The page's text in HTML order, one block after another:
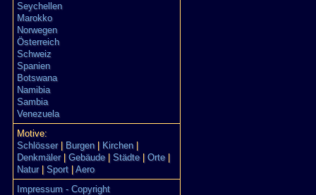
Seychellen
Marokko
Norwegen
Österreich
Schweiz
Spanien
Botswana
Namibia
Sambia
Venezuela
Motive:
Schlösser| Burgen| Kirchen|
Denkmäler| Gebäude| Städte| Orte|
Natur| Sport
Aero
Impressum - Copyright